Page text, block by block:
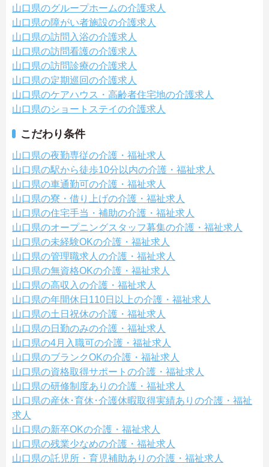
山口県のグループホームの介護求人
山口県の障がい者施設の介護求人
山口県の訪問入浴の介護求人
山口県の訪問看護の介護求人
山口県の訪問診療の介護求人
山口県の定期巡回の介護求人
山口県のケアハウス・高齢者住宅地の介護求人
山口県のショートステイの介護求人
こだわり条件
山口県の夜勤専従の介護・福祉求人
山口県の駅から徒歩10分以内の介護・福祉求人
山口県の車通勤可の介護・福祉求人
山口県の寮・借り上げの介護・福祉求人
山口県の住宅手当・補助の介護・福祉求人
山口県のオープニングスタッフ募集の介護・福祉求人
山口県の未経験OKの介護・福祉求人
山口県の管理職求人の介護・福祉求人
山口県の無資格OKの介護・福祉求人
山口県の高収入の介護・福祉求人
山口県の年間休日110日以上の介護・福祉求人
山口県の土日祝休の介護・福祉求人
山口県の日勤のみの介護・福祉求人
山口県の4月入職可の介護・福祉求人
山口県のブランクOKの介護・福祉求人
山口県の資格取得サポートの介護・福祉求人
山口県の研修制度ありの介護・福祉求人
山口県の産休･育休･介護休暇取得実績ありの介護・福祉
求人
山口県の新卒OKの介護・福祉求人
山口県の残業少なめの介護・福祉求人
山口県の託児所・育児補助ありの介護・福祉求人